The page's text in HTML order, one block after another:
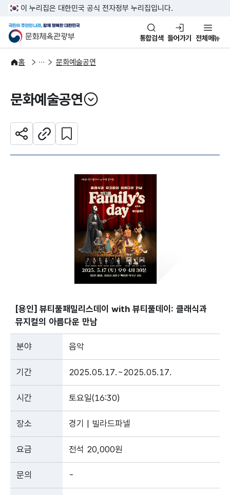
본문 바로가기
주메뉴 바로가기
이 누리집은 대한민국 공식 전자정부 누리집입니다.
문화체육관광부
국민이 주인인 나라, 함께 행복
통합검색 들어가기 전체메뉴
홈
문화광장 문화예술공연
문화예술공연
열기
공유하기주소복사
관심 콘텐츠 설정하기
[용인] 뷰티풀패밀리스데이 with 뷰티풀데이: 클래식과
뮤지컬의 아름다운 만남
분야 음악
기간 2025.05.17.~2025.05.17.
시간 토요일(16:30)
장소 경기 | 빌라드파넬
요금 전석 20,000원
문의 -